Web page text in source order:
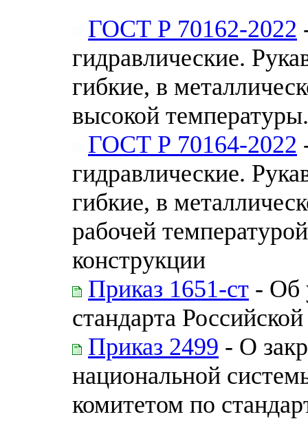
ГОСТ Р 70162-2022
гидравлические.
гибкие, в
высокой
ГОСТ Р 70164-2022
гидравлические.
гибкие, в
рабочей
конструкции
Приказ 1651-ст - Об
стандарта
Приказ 2499 - О
национальной
комитетом по